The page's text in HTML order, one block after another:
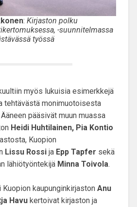
: Kirjaston polku
-suunnitelmassa
työssä
myös lukuisia esimerkkejä
tehtävästä monimuotoisesta
pääsivät muun muassa
Heidi Huhtilainen, Pia Kontio
Kuopion
Lissu Rossija Epp Tapfer sekä
lähiötyöntekijä Minna Toivola.
kaupunginkirjaston Anu
Havukertoivat kirjaston ja